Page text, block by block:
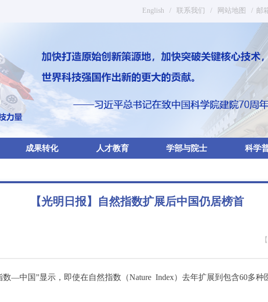
English / 联系我们 / 网站地图 / 邮
成果转化 人才教育 学部与院士 科学
【光明日报】自然指数扩展后中国仍居榜首
数—中国”显示，即使在自然指数（Nature Index）去年扩展到包含60多种